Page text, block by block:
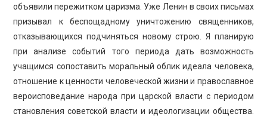
объявили пережитком царизма. Уже Ленин в своих письмах
призывал к беспощадному уничтожению священников,
отказывающихся подчиняться новому строю. Я планирую
при анализе событий того периода дать возможность
учащимся сопоставить моральный облик идеала человека,
отношение к ценности человеческой жизни и православное
вероисповедание народа при царской власти с периодом
становления советской власти и идеологизации общества.